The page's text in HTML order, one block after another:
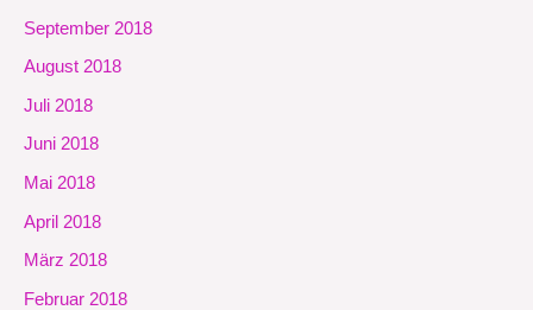
September 2018
August 2018
Juli 2018
Juni 2018
Mai 2018
April 2018
März 2018
Februar 2018